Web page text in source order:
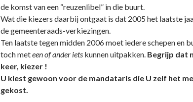
de komst van een “reuzenlibel” in die buurt.
Wat die kiezers daarbij ontgaat is dat 2005 het laatste
de gemeenteraads-verkiezingen.
Ten laatste tegen midden 2006 moet iedere schepen en
toch meteen of ander iets kunnen uitpakken. Begrijp dat
keer, kiezer !
U kiest gewoon voor de mandataris die U zelf het
gekost.